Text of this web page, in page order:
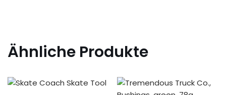
Ähnliche Produkte